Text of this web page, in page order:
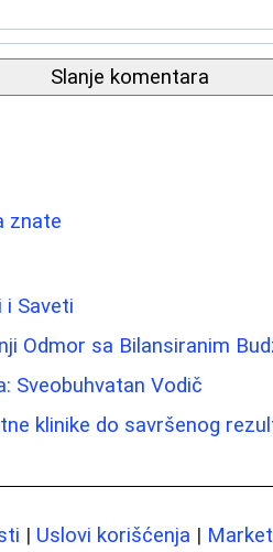
Slanje komentara
znate
i Saveti
Odmor sa Bilansiranim
Sveobuhvatan Vodič
klinike do savršenog
| Uslovi korišćenja |